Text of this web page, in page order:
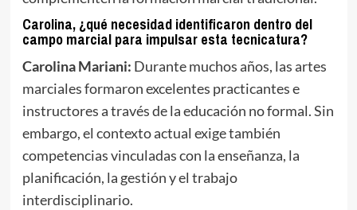
Carolina, ¿qué necesidad identificaron dentro del
campo marcial para impulsar esta tecnicatura?
Carolina Mariani: Durante muchos años, las artes
marciales formaron excelentes practicantes e
instructores a través de la educación no formal. Sin
embargo, el contexto actual exige también
competencias vinculadas con la enseñanza, la
planificación, la gestión y el trabajo
interdisciplinario.